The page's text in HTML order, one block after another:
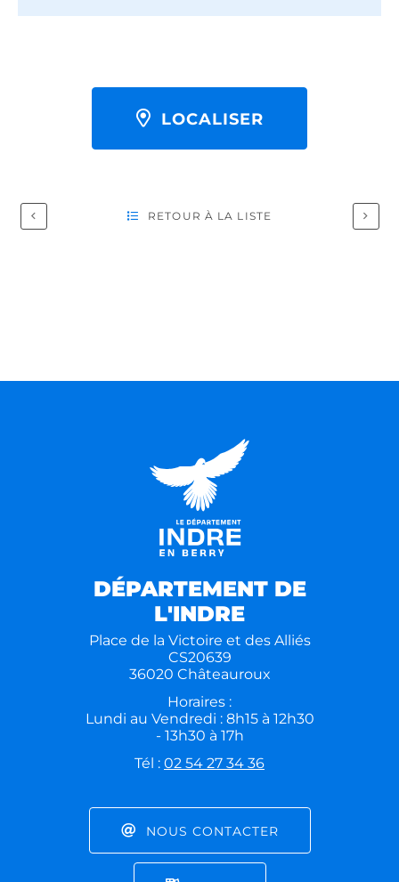
LOCALISER
RETOUR À LA LISTE
DÉPARTEMENT DE
L'INDRE
Place de la Victoire et des Alliés
CS20639
36020 Châteauroux
Horaires :
Lundi au Vendredi : 8h15 à 12h30
- 13h30 à 17h
Tél : 02 54 27 34 36
NOUS CONTACTER